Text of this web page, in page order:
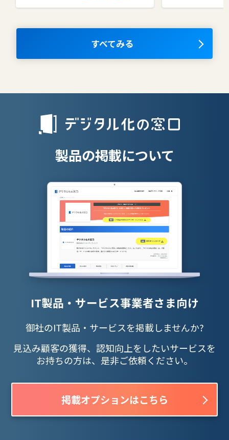
コラボレーションツール
ナレッジマネジメントツール
タレントマ
OKRツール
授業支援シス
すべてみる
製品の掲載について
IT製品・サービス事業者さま向け
御社のIT製品・サービスを掲載しませんか?
見込み顧客の獲得、認知向上をしたいサービスを
お持ちの方は、是非ご依頼ください。
掲載オプションはこちら